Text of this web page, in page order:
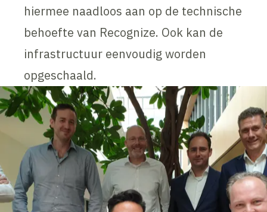
hiermee naadloos aan op de technische
behoefte van Recognize. Ook kan de
infrastructuur eenvoudig worden
opgeschaald.